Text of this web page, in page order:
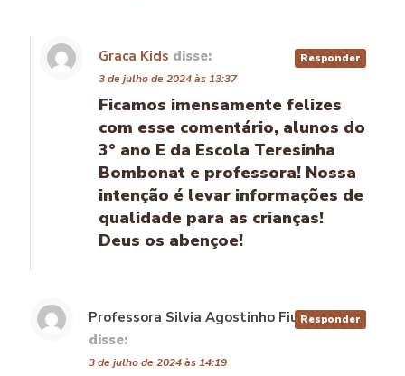
Graca Kids disse:
3 de julho de 2024 às 13:37
Ficamos imensamente felizes
com esse comentário, alunos do
3° ano E da Escola Teresinha
Bombonat e professora! Nossa
intenção é levar informações de
qualidade para as crianças!
Deus os abençoe!
Responder
Professora Silvia Agostinho Fiumari
disse:
3 de julho de 2024 às 14:19
Responder